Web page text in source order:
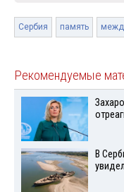
Сербия память
Рекомендуемые
В